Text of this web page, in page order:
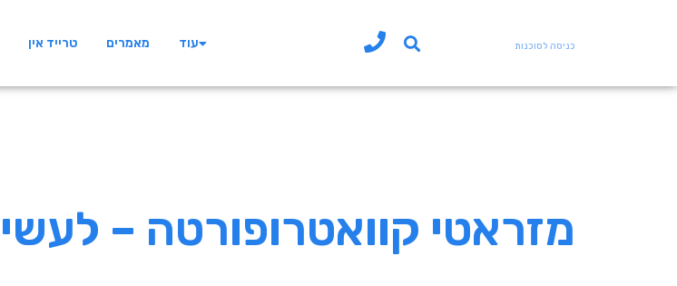
טרייד אין מאמרים עוד כניסה לסוכנות
מזראטי קוואטרופורטה –